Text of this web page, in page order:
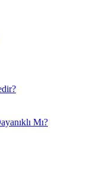
Mı?